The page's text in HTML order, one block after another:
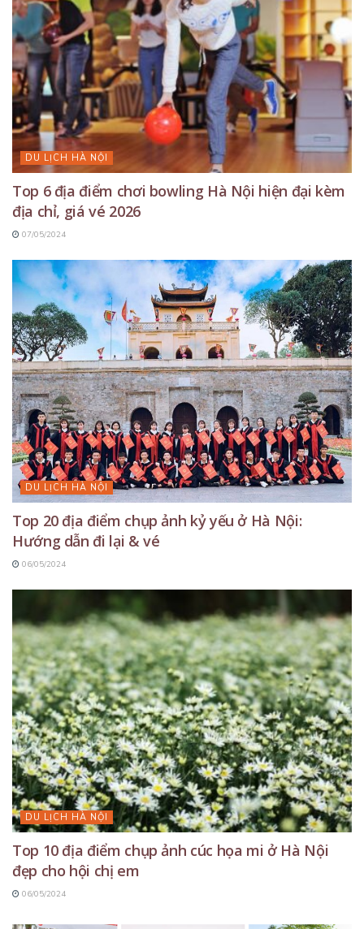
DU LỊCH HÀ NỘI
Top 6 địa điểm chơi bowling Hà Nội hiện đại kèm
địa chỉ, giá vé 2026
07/05/2024
DU LỊCH HÀ NỘI
Top 20 địa điểm chụp ảnh kỷ yếu ở Hà Nội:
Hướng dẫn đi lại & vé
06/05/2024
DU LỊCH HÀ NỘI
Top 10 địa điểm chụp ảnh cúc họa mi ở Hà Nội
đẹp cho hội chị em
06/05/2024